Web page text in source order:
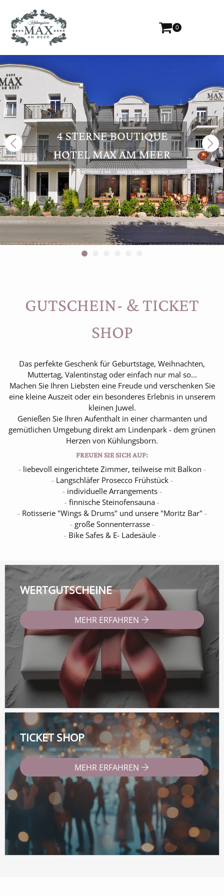
0
Previous
4 STERNE BOUTIQUE
HOTEL MAX AM MEER
Go to slide 1
GUTSCHEIN- & TICKET
SHOP
Das perfekte Geschenk für Geburtstage, Weihnachten,
Muttertag, Valentinstag oder einfach nur mal so...
Machen Sie Ihren Liebsten eine Freude und verschenken Sie
eine kleine Auszeit oder ein besonderes Erlebnis in unserem
kleinen Juwel.
Genießen Sie Ihren Aufenthalt in einer charmanten und
gemütlichen Umgebung direkt am Lindenpark - dem grünen
Herzen von Kühlungsborn.
FREUEN SIE SICH AUF:
-liebevoll eingerichtete Zimmer, teilweise mit Balkon -
-Langschläfer Prosecco Frühstück -
-individuelle Arrangements -
- finnische Steinofensauna -
- Rotisserie "Wings & Drums" und unsere "Moritz Bar" -
-große Sonnenterrasse -
-Bike Safes & E- Ladesäule -
WERTGUTSCHEINE
MEHR ERFAHREN
TICKET SHOP
MEHR ERFAHREN